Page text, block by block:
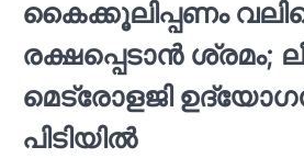
കൈക്കൂലിപ്പണം
രക്ഷപ്പെടാൻ ശ്രമം;
മെട്രോളജി
പിടിയില്‍